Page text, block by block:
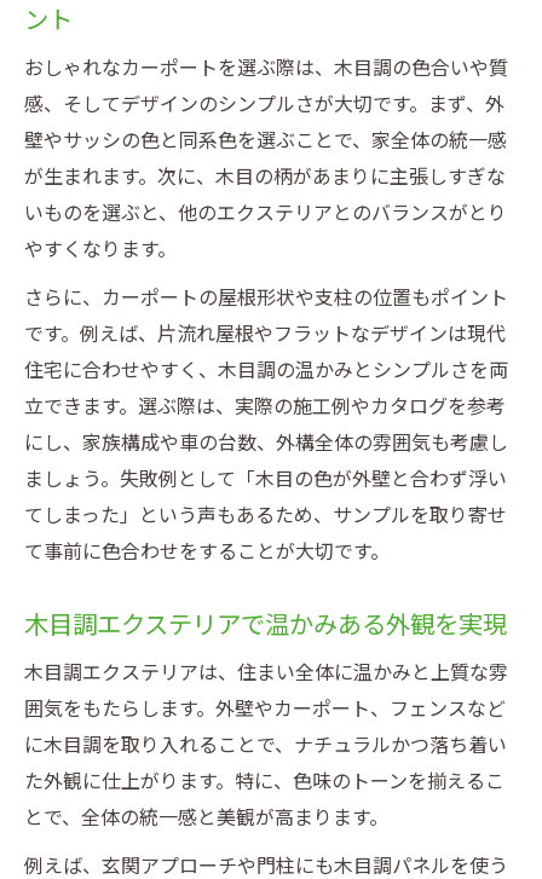
ント
おしゃれなカーポートを選ぶ際は、木目調の色合いや質
感、そしてデザインのシンプルさが大切です。まず、外
壁やサッシの色と同系色を選ぶことで、家全体の統一感
が生まれます。次に、木目の柄があまりに主張しすぎな
いものを選ぶと、他のエクステリアとのバランスがとり
やすくなります。
さらに、カーポートの屋根形状や支柱の位置もポイント
です。例えば、片流れ屋根やフラットなデザインは現代
住宅に合わせやすく、木目調の温かみとシンプルさを両
立できます。選ぶ際は、実際の施工例やカタログを参考
にし、家族構成や車の台数、外構全体の雰囲気も考慮し
ましょう。失敗例として「木目の色が外壁と合わず浮い
てしまった」という声もあるため、サンプルを取り寄せ
て事前に色合わせをすることが大切です。
木目調エクステリアで温かみある外観を実現
木目調エクステリアは、住まい全体に温かみと上質な雰
囲気をもたらします。外壁やカーポート、フェンスなど
に木目調を取り入れることで、ナチュラルかつ落ち着い
た外観に仕上がります。特に、色味のトーンを揃えるこ
とで、全体の統一感と美観が高まります。
例えば、玄関アプローチや門柱にも木目調パネルを使う